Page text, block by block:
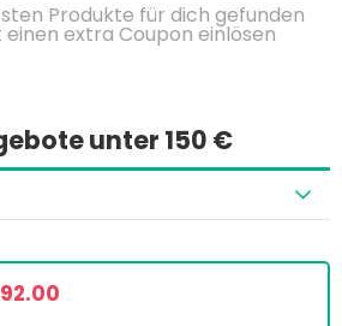
Produkte für dich gefunden
einen extra Coupon einlösen
unter 150 €
92.00